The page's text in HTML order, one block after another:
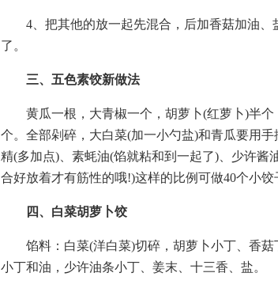
4、把其他的放一起先混合，后加香菇加油
了。
三、五色素饺新做法
黄瓜一根，大青椒一个，胡萝卜(红萝卜)半
个。全部剁碎，大白菜(加一小勺盐)和青瓜要用
精(多加点)、素蚝油(馅就粘和到一起了)、少许酱
合好放着才有筋性的哦!)这样的比例可做40个小饺
四、白菜胡萝卜饺
馅料：白菜(洋白菜)切碎，胡萝卜小丁、香
小丁和油，少许油条小丁、姜末、十三香、盐。